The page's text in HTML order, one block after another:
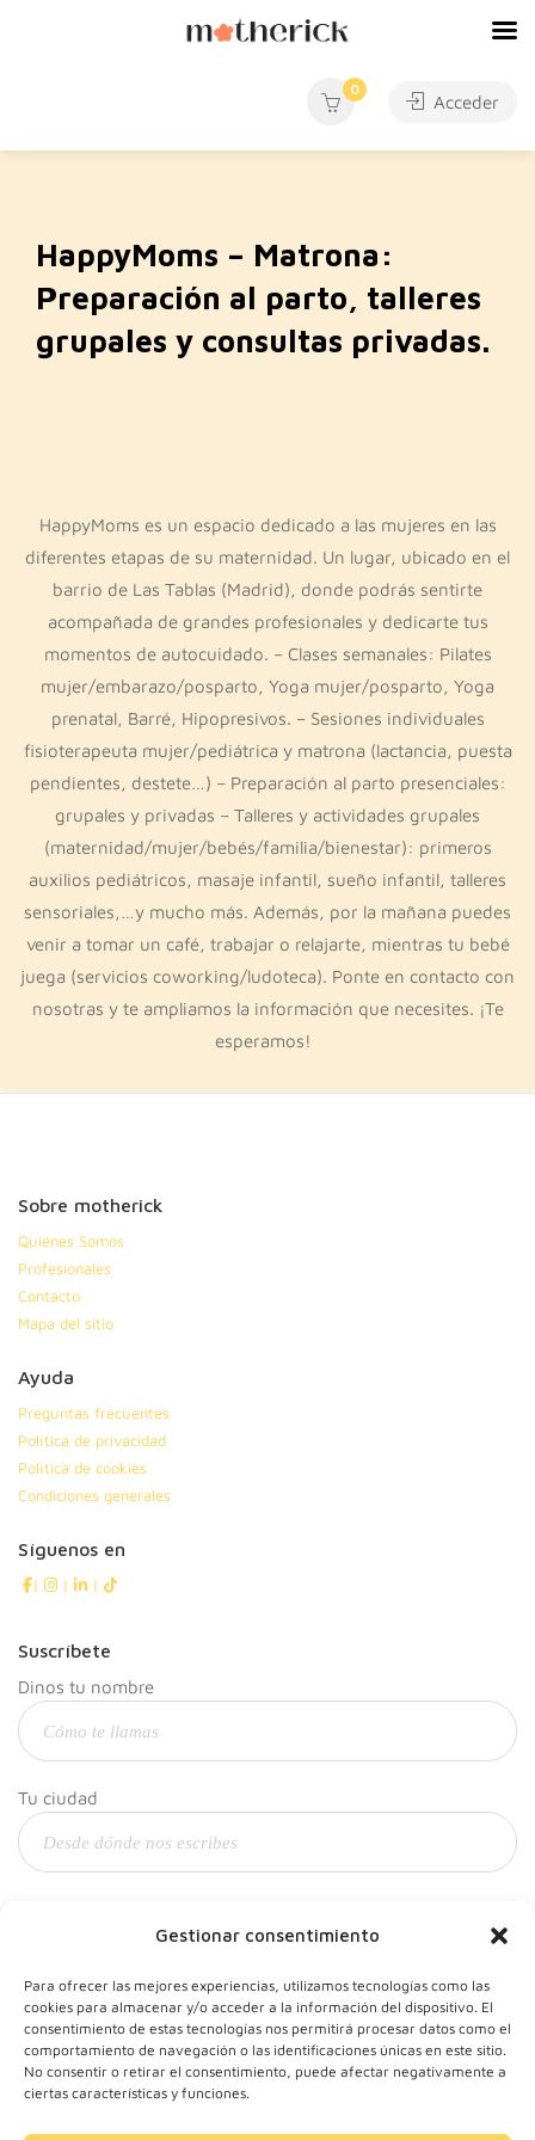
Gestionar consentimiento
Para ofrecer las mejores experiencias, utilizamos tecnologías como las
cookies para almacenar y/o acceder a la información del dispositivo. El
consentimiento de estas tecnologías nos permitirá procesar datos como el
comportamiento de navegación o las identificaciones únicas en este sitio.
No consentir o retirar el consentimiento, puede afectar negativamente a
ciertas características y funciones.
0
Acceder
HappyMoms – Matrona:
Preparación al parto, talleres
grupales y consultas privadas.
HappyMoms es un espacio dedicado a las mujeres en las
diferentes etapas de su maternidad. Un lugar, ubicado en el
barrio de Las Tablas (Madrid), donde podrás sentirte
acompañada de grandes profesionales y dedicarte tus
momentos de autocuidado. – Clases semanales: Pilates
mujer/embarazo/posparto, Yoga mujer/posparto, Yoga
prenatal, Barré, Hipopresivos. – Sesiones individuales
fisioterapeuta mujer/pediátrica y matrona (lactancia, puesta
pendientes, destete…) – Preparación al parto presenciales:
grupales y privadas – Talleres y actividades grupales
(maternidad/mujer/bebés/familia/bienestar): primeros
auxilios pediátricos, masaje infantil, sueño infantil, talleres
sensoriales,…y mucho más. Además, por la mañana puedes
venir a tomar un café, trabajar o relajarte, mientras tu bebé
juega (servicios coworking/ludoteca). Ponte en contacto con
nosotras y te ampliamos la información que necesites. ¡Te
esperamos!
Sobre motherick
Quiénes Somos
Profesionales
Contacto
Mapa del sitio
Ayuda
Preguntas frecuentes
Política de privacidad
Política de cookies
Condiciones generales
Síguenos en
| | |
Suscríbete
Dinos tu nombre
Tu ciudad